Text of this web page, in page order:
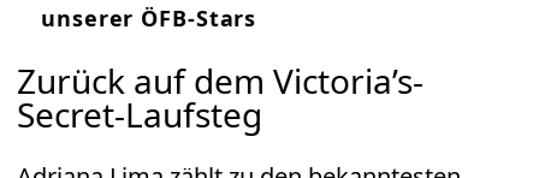
unserer ÖFB-Stars
Zurück auf dem Victoria’s-
Secret-Laufsteg